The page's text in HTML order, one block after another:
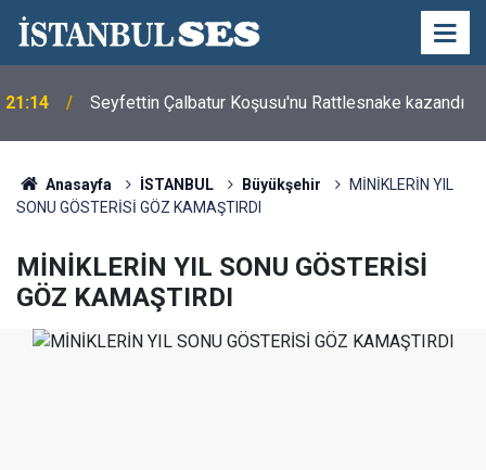
21:14 Seyfettin Çalbatur Koşusu'nu Rattlesnake kazandı
Anasayfa İSTANBUL Büyükşehir
MİNİKLERİN YIL
SONU GÖSTERİSİ GÖZ KAMAŞTIRDI
MİNİKLERİN YIL SONU GÖSTERİSİ
GÖZ KAMAŞTIRDI